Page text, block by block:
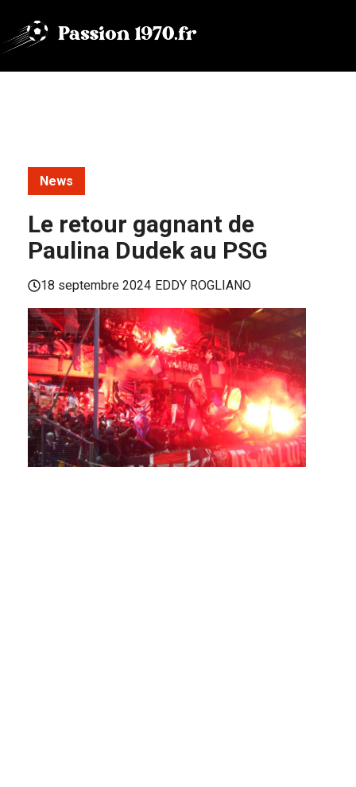
contenu
News
Le retour gagnant de
Paulina Dudek au PSG
18 septembre 2024 EDDY ROGLIANO